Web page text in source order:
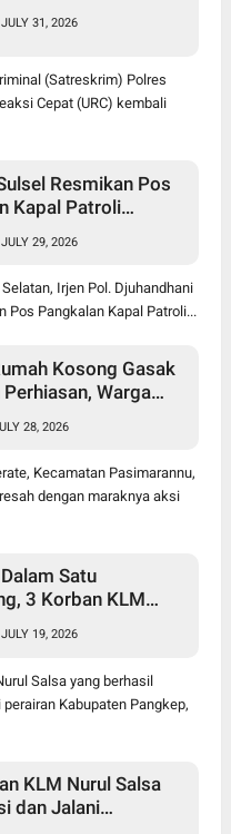
JULY 31, 2026
(Satreskrim) Polres
Cepat (URC) kembali
Resmikan Pos
Kapal Patroli
JULY 29, 2026
Irjen Pol. Djuhandhani
Pos Pangkalan Kapal Patroli...
Kosong Gasak
Perhiasan, Warga
28, 2026
Kecamatan Pasimarannu,
dengan maraknya aksi
Satu
3 Korban KLM
dan Nurmi
Selamat
JULY 19, 2026
Salsa yang berhasil
Kabupaten Pangkep,
KLM Nurul Salsa
dan Jalani